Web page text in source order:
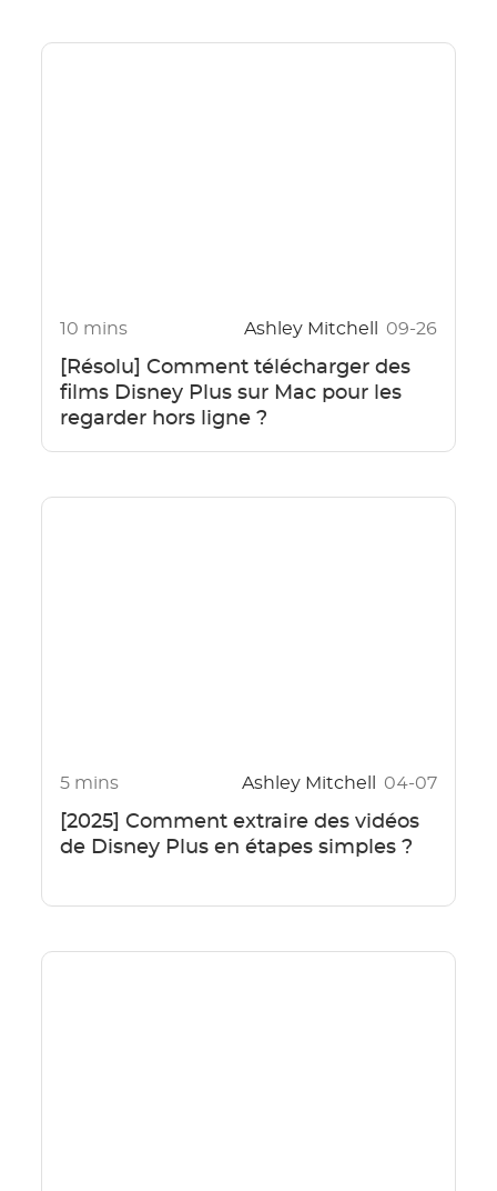
10 mins Ashley Mitchell 09-26
[Résolu] Comment télécharger des
films Disney Plus sur Mac pour les
regarder hors ligne ?
5 mins Ashley Mitchell 04-07
[2025] Comment extraire des vidéos
de Disney Plus en étapes simples ?